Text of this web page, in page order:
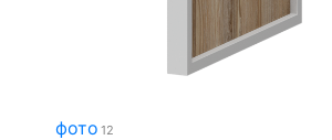
фото 12